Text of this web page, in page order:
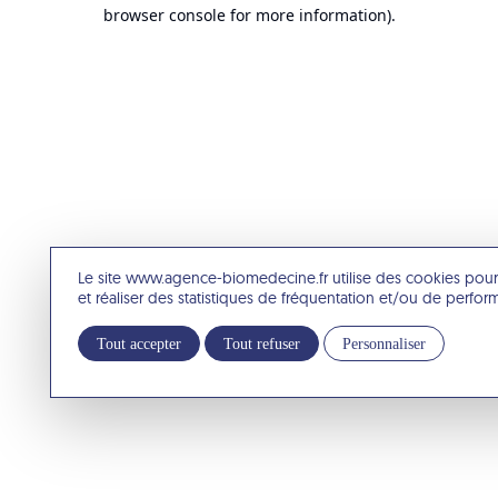
Le site www.agence-biomedecine.fr utilise des cookies
et réaliser des statistiques de fréquentation et/ou de
Tout accepter Tout refuser Personnaliser
browser console for more information).